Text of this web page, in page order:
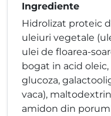
Ingrediente
Hidrolizat proteic
uleiuri vegetale
ulei de floarea-
bogat in acid
glucoza,
vaca),
amidon din